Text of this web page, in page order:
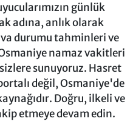
günlük
adına, anlık olarak
durumu tahminleri ve
namaz vakitleri
sunuyoruz. Hasret
değil, Osmaniye'de
Doğru, ilkeli ve
etmeye devam edin.